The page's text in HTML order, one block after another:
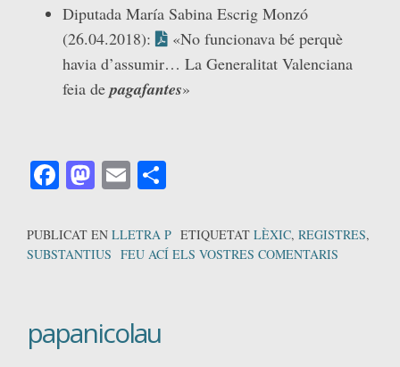
Diputada María Sabina Escrig Monzó
(26.04.2018):
«No funcionava bé perquè
havia d’assumir… La Generalitat Valenciana
feia depagafantes»
Facebook
Mastodon
Email
PUBLICAT EN LLETRA P ETIQUETAT LÈXIC, REGISTRES,
SUBSTANTIUS FEU ACÍ ELS VOSTRES COMENTARIS
papanicolau